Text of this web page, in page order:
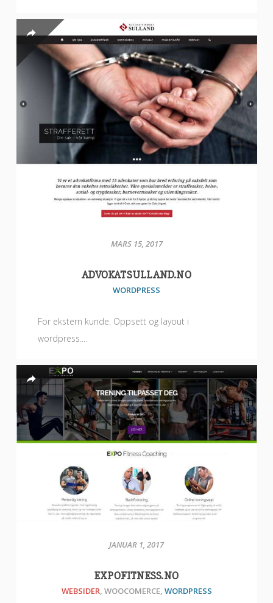
MARS 15, 2017
ADVOKATSULLAND.NO
WORDPRESS
For ekstern kunde. Oppsett og layout i
wordpress....
JANUAR 1, 2017
EXPOFITNESS.NO
WEBSIDER, WOOCOMERCE, WORDPRESS